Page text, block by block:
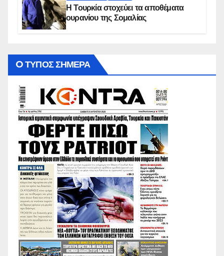
Η Τουρκία στοχεύει τα αποθέματα
ουρανίου της Σομαλίας
O ΤΥΠΟΣ ΣΗΜΕΡΑ